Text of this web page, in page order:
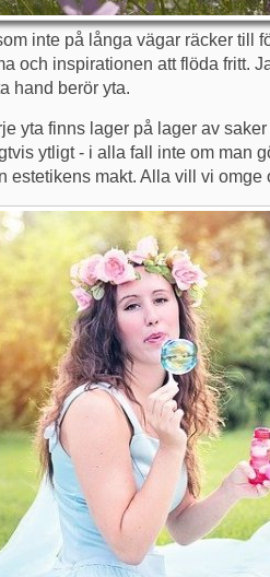
inte på långa vägar räcker till
och inspirationen att flöda fritt.
hand berör yta.
yta finns lager på lager av
ytligt - i alla fall inte om man
estetikens makt. Alla vill vi